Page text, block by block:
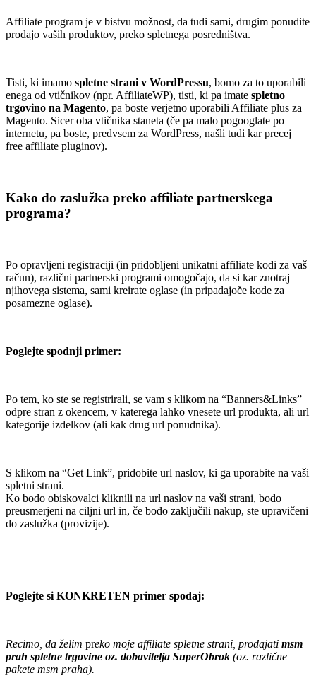
Affiliate program je v bistvu možnost, da tudi sami, drugim ponudite
prodajo vaših produktov, preko spletnega posredništva.
Tisti, ki imamo spletne strani v WordPressu, bomo za to uporabili
enega od vtičnikov (npr. AffiliateWP), tisti, ki pa imate spletno
trgovino na Magento, pa boste verjetno uporabili Affiliate plus za
Magento. Sicer oba vtičnika staneta (če pa malo pogooglate po
internetu, pa boste, predvsem za WordPress, našli tudi kar precej
free affiliate pluginov).
Kako do zaslužka preko affiliate partnerskega
programa?
Po opravljeni registraciji (in pridobljeni unikatni affiliate kodi za vaš
račun), različni partnerski programi omogočajo, da si kar znotraj
njihovega sistema, sami kreirate oglase (in pripadajoče kode za
posamezne oglase).
Poglejte spodnji primer:
Po tem, ko ste se registrirali, se vam s klikom na “Banners&Links”
odpre stran z okencem, v katerega lahko vnesete url produkta, ali url
kategorije izdelkov (ali kak drug url ponudnika).
S klikom na “Get Link”, pridobite url naslov, ki ga uporabite na vaši
spletni strani.
Ko bodo obiskovalci kliknili na url naslov na vaši strani, bodo
preusmerjeni na ciljni url in, če bodo zaključili nakup, ste upravičeni
do zaslužka (provizije).
Poglejte si KONKRETEN primer spodaj:
Recimo, da želim preko moje affiliate spletne strani, prodajati msm
prah spletne trgovine oz. dobavitelja SuperObrok (oz. različne
pakete msm praha).